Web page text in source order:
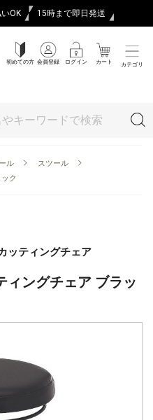
OK 15時まで即日発送
初めての方 会員登録 ログイン カート カテゴリ
ル
スツール
ク
ッティングチェア
ィングチェア ブラッ